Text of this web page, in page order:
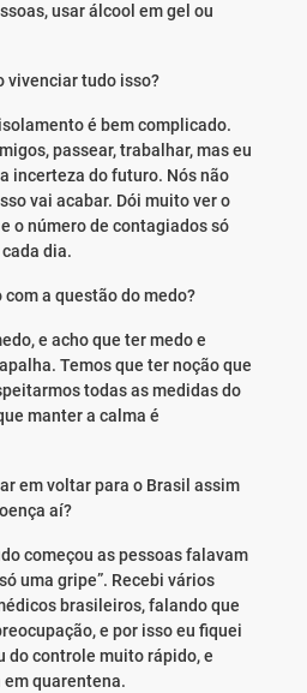
usar álcool em gel ou
vivenciar tudo isso?
é bem complicado.
passear, trabalhar, mas eu
incerteza do futuro. Nós não
vai acabar. Dói muito ver o
o número de contagiados só
dia.
a questão do medo?
e acho que ter medo e
Temos que ter noção que
todas as medidas do
manter a calma é
em voltar para o Brasil assim
aí?
começou as pessoas falavam
uma gripe”. Recebi vários
brasileiros, falando que
e por isso eu fiquei
do controle muito rápido, e
em quarentena.